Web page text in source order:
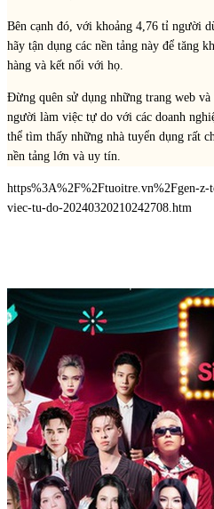
Bên cạnh đó, với khoảng 4,76 tỉ người
hãy tận dụng các nền tảng này để tăng
hàng và kết nối với họ.
Đừng quên sử dụng những trang web
người làm việc tự do với các doanh
thể tìm thấy những nhà tuyển dụng rất
nền tảng lớn và uy tín.
https%3A%2F%2Ftuoitre.vn%2Fgen-
viec-tu-do-20240320210242708.htm